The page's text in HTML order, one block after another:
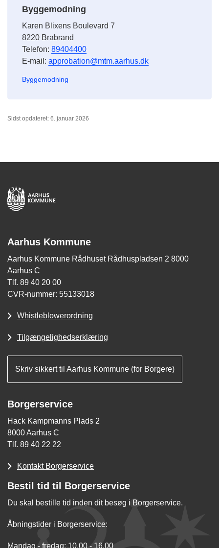
Byggemodning
Karen Blixens Boulevard 7
8220 Brabrand
Telefon: 89404400
E-mail: approbation@mtm.aarhus.dk
Byggemodning
Sidst opdateret: 6. januar 2026
Aarhus Kommune
Aarhus Kommune Rådhuset Rådhuspladsen 2 8000
Aarhus C
Tlf. 89 40 20 00
CVR-nummer: 55133018
Whistleblowerordning
Tilgængelighedserklæring
Skriv sikkert til Aarhus Kommune (for Borgere)
Borgerservice
Hack Kampmanns Plads 2
8000 Aarhus C
Tlf. 89 40 22 22
Kontakt Borgerservice
Bestil tid til Borgerservice
Du skal bestille tid inden dit besøg i Borgerservice.
Åbningstider i Borgerservice:
Mandag - fredag: 10.00 - 16.00